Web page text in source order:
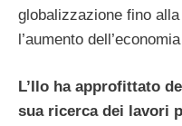
globalizzazione fino
l’aumento
L’Ilo ha approfittato
sua ricerca dei lavori